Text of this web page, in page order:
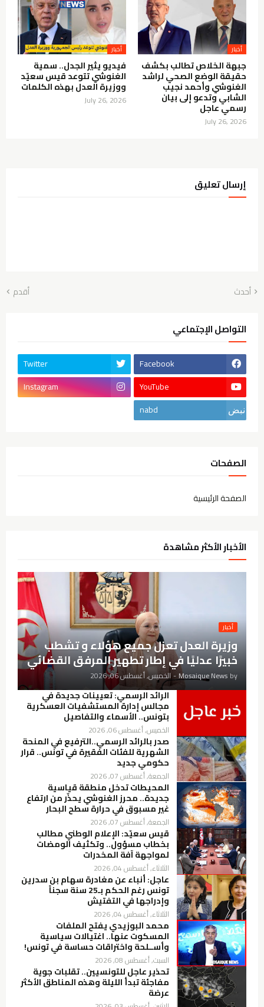
أخبار
جبهة الخلاص تطالب بكشف
حقيقة الوضع الصحي لراشد
الغنوشي وأحمد نجيب
الشابي وتدعو إلى بيان
رسمي عاجل
July 26, 2026
أخبار
فيديو يثير الجدل.. سمية
الغنوشي تتوعد قيس سعيّد
ووزيرة العدل بهذه الكلمات
July 26, 2026
إرسال تعليق
أحدث أقدم
التواصل الإجتماعي
Facebook
Twitter
YouTube
Instagram
nabd
الصفحات
الصفحة الرئيسية
الأخبار الأكثر مشاهدة
أخبار
وزيرة العدل تعزل جميع هؤلاء و تشطب
خبيرًا عدليًا في إطار تطهير المرفق القضائي
by
Mosaique News
- الخميس, أغسطس 06, 2026
الرائد الرسمي: تعيينات جديدة في
مجالس إدارة المستشفيات العسكرية
بتونس.. الأسماء والتفاصيل
الخميس, أغسطس 06, 2026
صدر بالرائد الرسمي..الترفيع في المنحة
الشهرية للفئات الفقيرة في تونس.. قرار
حكومي جديد
الجمعة, أغسطس 07, 2026
المحيطات تدخل منطقة قياسية
جديدة.. محرز الغنوشي يحذّر من ارتفاع
غير مسبوق في حرارة سطح البحار
الجمعة, أغسطس 07, 2026
قيس سعيّد: الإعلام الوطني مطالب
بخطاب مسؤول.. وتكثيف الومضات
لمواجهة آفة المخدرات
الثلاثاء, أغسطس 04, 2026
عاجل: أنباء عن مغادرة سهام بن سدرين
تونس رغم الحكم بـ25 سنة سجناً
وإدراجها في التفتيش
الثلاثاء, أغسطس 04, 2026
محمد البوزيدي يفتح الملفات
المسكوت عنها.. اغتيالات سياسية
وأســلحة واختراقات حساسة في تونس!
السبت, أغسطس 08, 2026
تحذير عاجل للتونسيين.. تقلبات جوية
مفاجئة تبدأ الليلة وهذه المناطق الأكثر
عرضة